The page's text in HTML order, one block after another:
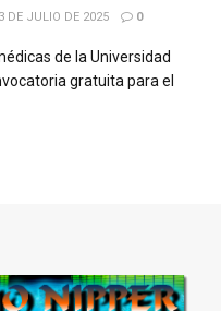
DE JULIO DE 2025 0
de la Universidad
gratuita para el